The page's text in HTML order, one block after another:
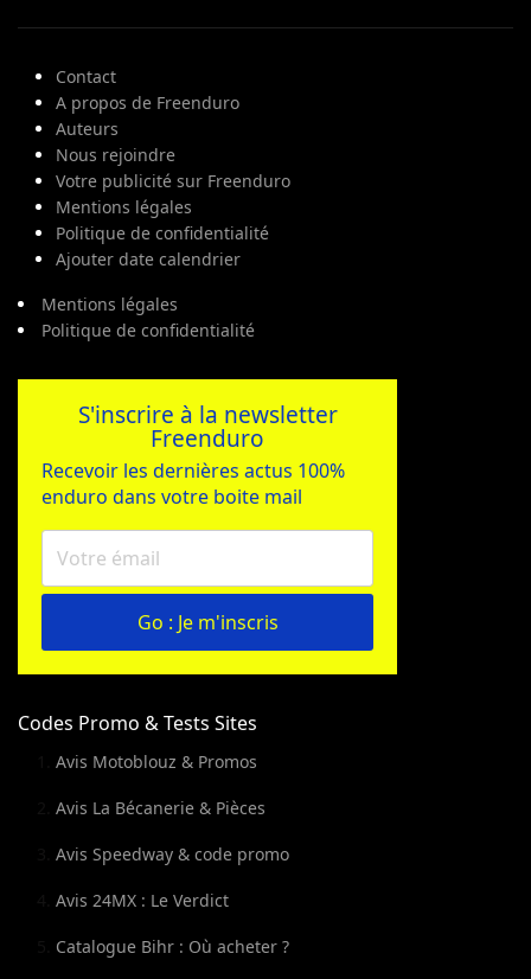
Contact
A propos de Freenduro
Auteurs
Nous rejoindre
Votre publicité sur Freenduro
Mentions légales
Politique de confidentialité
Ajouter date calendrier
Mentions légales
Politique de confidentialité
S'inscrire à la newsletter
Freenduro
Recevoir les dernières actus 100%
enduro dans votre boite mail
Go : Je m'inscris
Codes Promo & Tests Sites
Avis Motoblouz & Promos
Avis La Bécanerie & Pièces
Avis Speedway & code promo
Avis 24MX : Le Verdict
Catalogue Bihr : Où acheter ?